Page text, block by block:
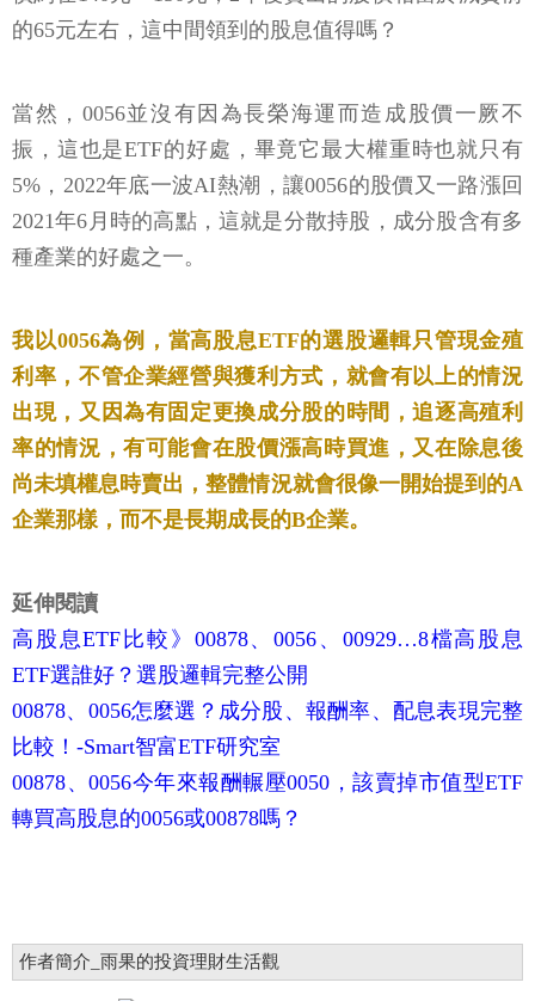
的65元左右，這中間領到的股息值得嗎？
當然，0056並沒有因為長榮海運而造成股價一厥不
振，這也是ETF的好處，畢竟它最大權重時也就只有
5%，2022年底一波AI熱潮，讓0056的股價又一路漲回
2021年6月時的高點，這就是分散持股，成分股含有多
種產業的好處之一。
我以0056為例，當高股息ETF的選股邏輯只管現金殖
利率，不管企業經營與獲利方式，就會有以上的情況
出現，又因為有固定更換成分股的時間，追逐高殖利
率的情況，有可能會在股價漲高時買進，又在除息後
尚未填權息時賣出，整體情況就會很像一開始提到的A
企業那樣，而不是長期成長的B企業。
延伸閱讀
高股息ETF比較》00878、0056、00929…8檔高股息
ETF選誰好？選股邏輯完整公開
00878、0056怎麼選？成分股、報酬率、配息表現完整
比較！-Smart智富ETF研究室
00878、0056今年來報酬輾壓0050，該賣掉市值型ETF
轉買高股息的0056或00878嗎？
作者簡介_雨果的投資理財生活觀